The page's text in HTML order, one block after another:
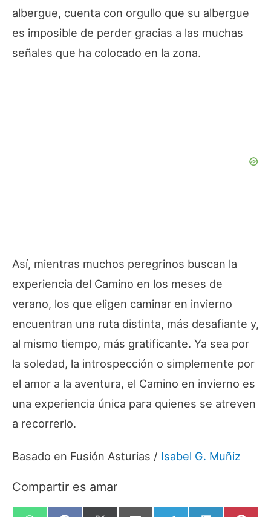
albergue, cuenta con orgullo que su albergue
es imposible de perder gracias a las muchas
señales que ha colocado en la zona.
Así, mientras muchos peregrinos buscan la
experiencia del Camino en los meses de
verano, los que eligen caminar en invierno
encuentran una ruta distinta, más desafiante y,
al mismo tiempo, más gratificante. Ya sea por
la soledad, la introspección o simplemente por
el amor a la aventura, el Camino en invierno es
una experiencia única para quienes se atreven
a recorrerlo.
Basado en Fusión Asturias / Isabel G. Muñiz
Compartir es amar